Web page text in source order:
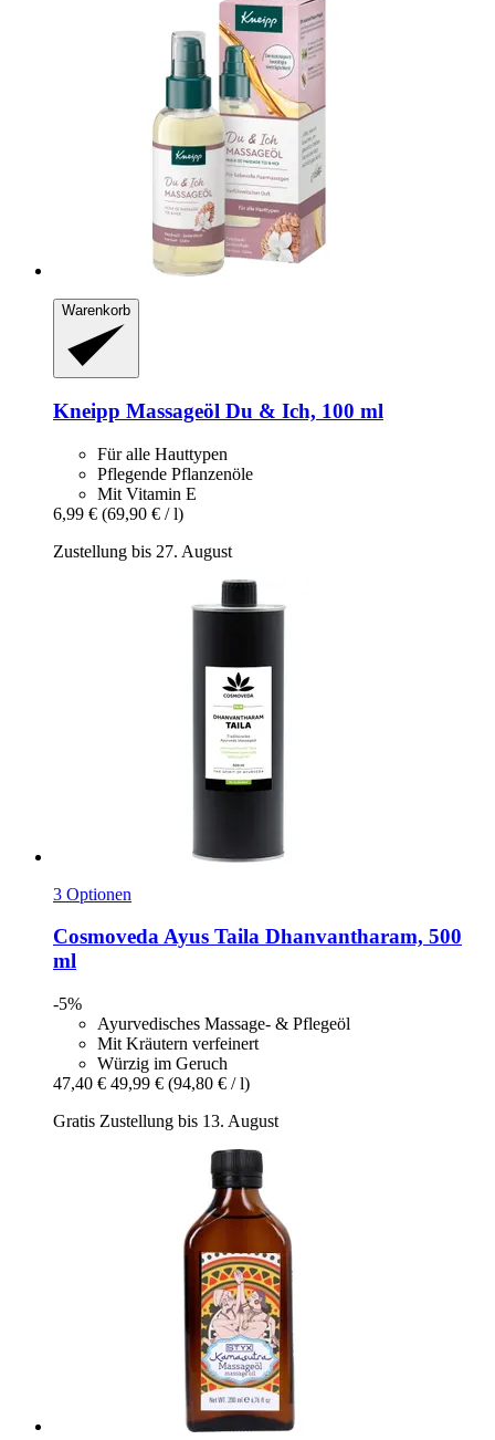
Warenkorb
Kneipp Massageöl Du & Ich, 100 ml
Für alle Hauttypen
Pflegende Pflanzenöle
Mit Vitamin E
6,99 € (69,90 € / l)
Zustellung bis 27. August
3 Optionen
CosmovedaAyus Taila Dhanvantharam, 500
ml
-5%
Ayurvedisches Massage- & Pflegeöl
Mit Kräutern verfeinert
Würzig im Geruch
47,40 € 49,99 € (94,80 € / l)
Gratis Zustellung bis 13. August